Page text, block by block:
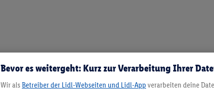
Bevor es weitergeht: Kurz zur Verarbeitung Ihrer
Wir als Betreiber der Lidl-Webseiten und Lidl-App verarbeiten deine